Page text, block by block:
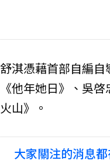
舒淇憑藉首部自編
《他年她日》、吳
火山》。
大家關注的消息